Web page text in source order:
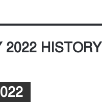
2022 HISTORY